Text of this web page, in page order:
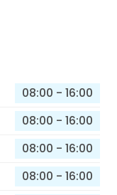
08:00 - 16:00
08:00 - 16:00
08:00 - 16:00
08:00 - 16:00